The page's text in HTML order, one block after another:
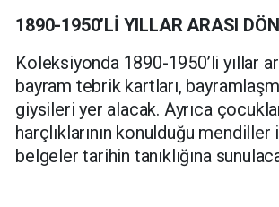
1890-1950’Lİ YILLAR ARASI
Koleksiyonda 1890-1950’li yıllar
bayram tebrik kartları,
giysileri yer alacak. Ayrıca
harçlıklarının konulduğu
belgeler tarihin tanıklığına